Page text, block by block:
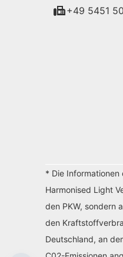
+49 5451
* Die
Harmonised Light
den PKW, sondern
den
Deutschland, an